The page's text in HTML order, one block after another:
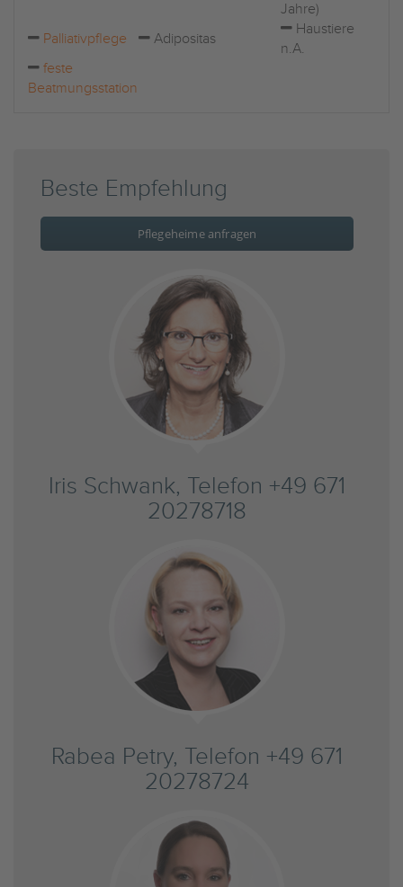
Jahre)
Palliativpflege
Adipositas
Haustiere
n.A.
feste
Beatmungsstation
Beste Empfehlung
Pflegeheime anfragen
Iris Schwank, Telefon +49 671
20278718
Rabea Petry, Telefon +49 671
20278724